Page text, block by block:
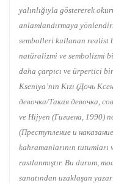
yalınlığıyla göstererek
anlamlandırmaya
sembolleri kullanan realist
natüralizmi ve sembolizmi
daha çarpıcı ve ürpertici
Kseniya’nın Kızı (Дочь
девочка/Такая девочка,
ve Hijyen (Гигиена, 1990)
(Преступление и
kahramanlarının tutumları
rastlanmıştır. Bu durum,
sanatından uzaklaşan